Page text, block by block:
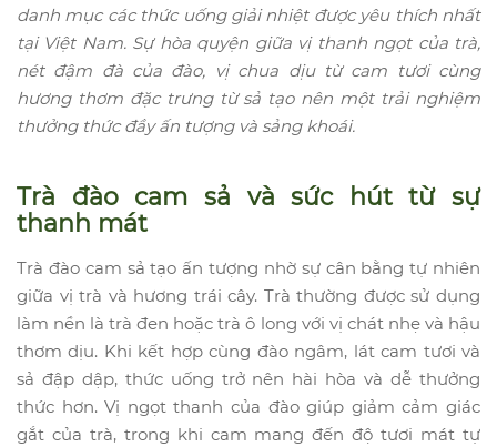
danh mục các thức uống giải nhiệt được yêu thích nhất
tại Việt Nam. Sự hòa quyện giữa vị thanh ngọt của trà,
nét đậm đà của đào, vị chua dịu từ cam tươi cùng
hương thơm đặc trưng từ sả tạo nên một trải nghiệm
thưởng thức đầy ấn tượng và sảng khoái.
Trà đào cam sả và sức hút từ sự
thanh mát
Trà đào cam sả tạo ấn tượng nhờ sự cân bằng tự nhiên
giữa vị trà và hương trái cây. Trà thường được sử dụng
làm nền là trà đen hoặc trà ô long với vị chát nhẹ và hậu
thơm dịu. Khi kết hợp cùng đào ngâm, lát cam tươi và
sả đập dập, thức uống trở nên hài hòa và dễ thưởng
thức hơn. Vị ngọt thanh của đào giúp giảm cảm giác
gắt của trà, trong khi cam mang đến độ tươi mát tự